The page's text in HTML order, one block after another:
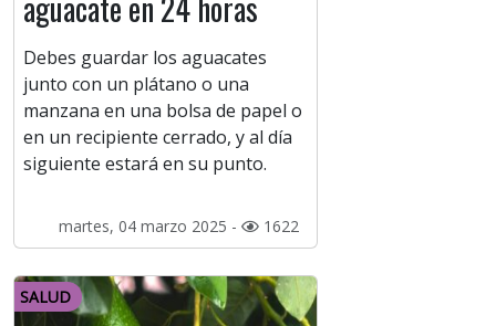
Debes guardar los aguacates
junto con un plátano o una
manzana en una bolsa de papel o
en un recipiente cerrado, y al día
siguiente estará en su punto.
martes, 04 marzo 2025 - 1622
SALUD